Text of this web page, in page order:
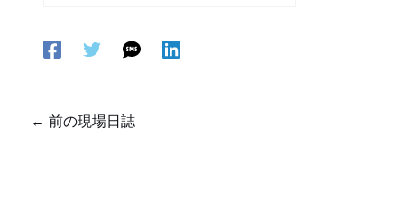
← 前の現場日誌